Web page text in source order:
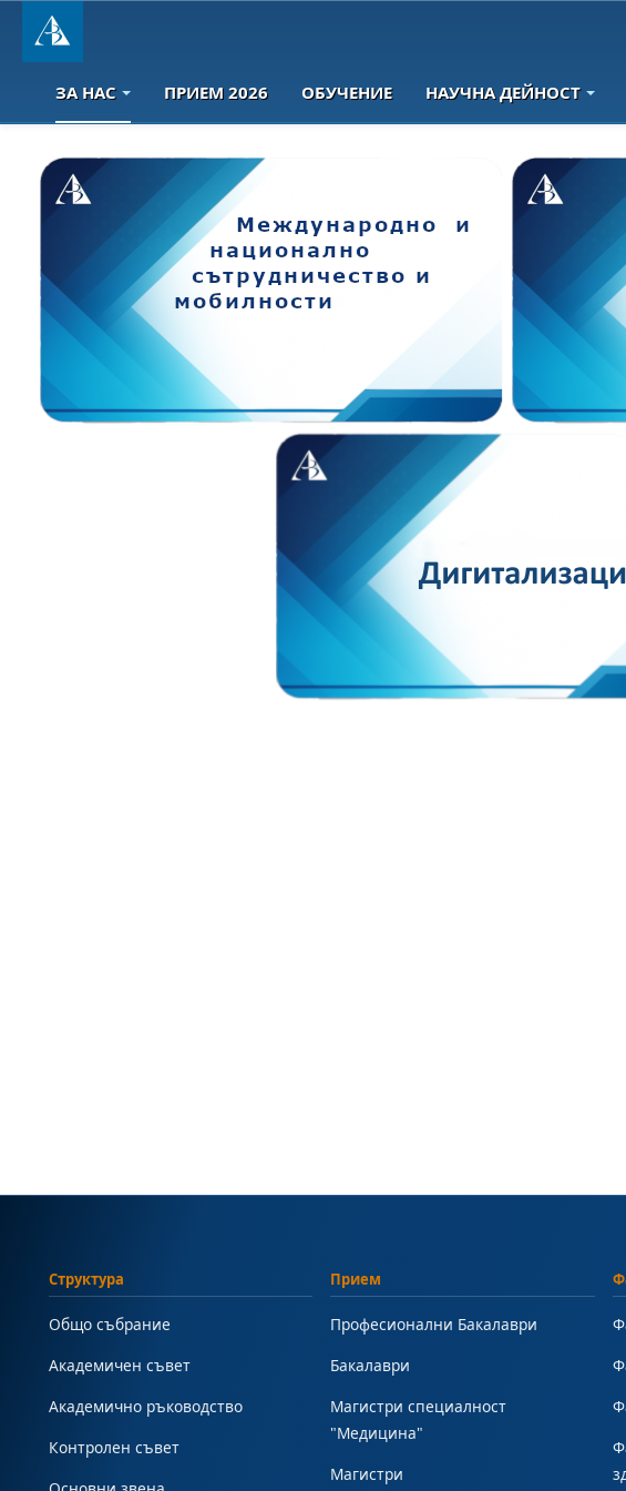
ЗА НАС ПРИЕМ 2026 ОБУЧЕНИЕ НАУЧНА ДЕЙНОСТ
Структура
Общо събрание
Академичен съвет
Академично ръководство
Контролен съвет
Прием
Професионални Бакалаври
Бакалаври
Магистри специалност
"Медицина"
Магистри